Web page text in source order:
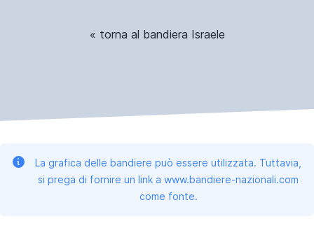
« torna al bandiera Israele
La grafica delle bandiere può essere utilizzata. Tuttavia,
si prega di fornire un link a www.bandiere-nazionali.com
come fonte.